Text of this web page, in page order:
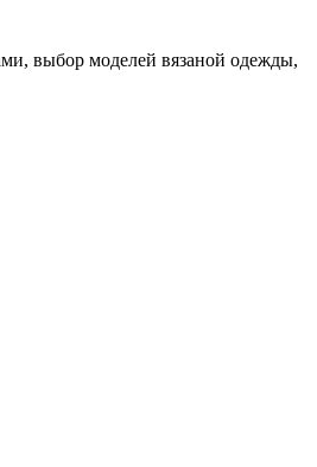
выбор моделей вязаной одежды,